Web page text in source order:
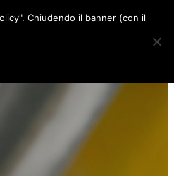
o
g
m
r
e
s
d
Chiudendo il banner (con il